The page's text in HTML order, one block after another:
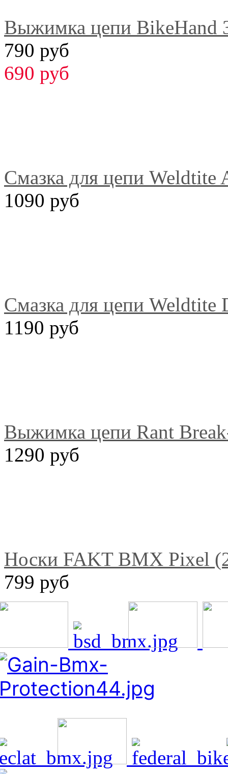
Выжимка цепи BikeHand
790 руб
690 руб
Смазка для цепи Weldtite
1090 руб
Смазка для цепи Weldtite
1190 руб
Выжимка цепи Rant
1290 руб
Носки FAKT BMX Pixel
799 руб